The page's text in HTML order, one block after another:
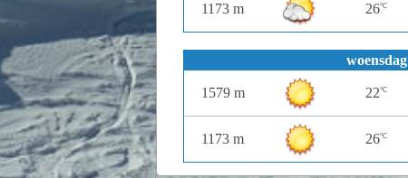
1173 m 26°C
woensdag
1579 m 22°C
1173 m 26°C